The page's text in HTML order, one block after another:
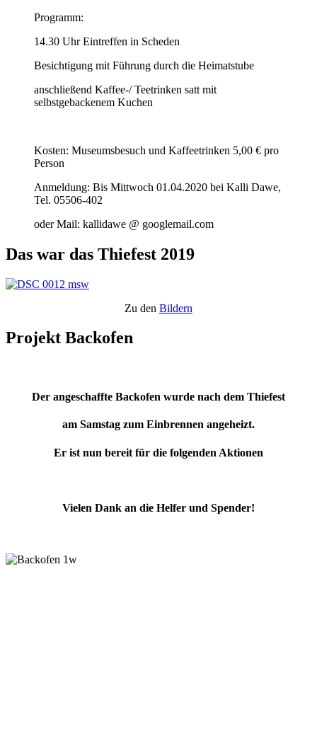
Programm:
14.30 Uhr Eintreffen in Scheden
Besichtigung mit Führung durch die Heimatstube
anschließend Kaffee-/ Teetrinken satt mit
selbstgebackenem Kuchen
Kosten: Museumsbesuch und Kaffeetrinken 5,00 € pro
Person
Anmeldung: Bis Mittwoch 01.04.2020 bei Kalli Dawe,
Tel. 05506-402
oder Mail: kallidawe @ googlemail.com
Das war das Thiefest 2019
Zu den Bildern
Projekt Backofen
Der angeschaffte Backofen wurde nach dem Thiefest
am Samstag zum Einbrennen angeheizt.
Er ist nun bereit für die folgenden Aktionen
Vielen Dank an die Helfer und Spender!